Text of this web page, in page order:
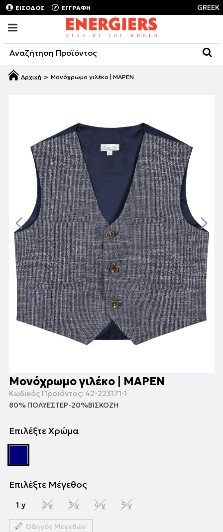
ΕΙΣΟΔΟΣ ΕΓΓΡΑΦΗ GREEK
Μονόχρωμο γιλέκο | ΜΑΡΕΝ
Μονόχρωμο γιλέκο | ΜΑΡΕΝ
Κωδικός Προϊόντος: 42-223171-1
80% ΠΟΛΥΕΣΤΕΡ-20%ΒΙΣΚΟΖΗ
Επιλέξτε Χρώμα
Επιλέξτε Μέγεθος
1 y 2 y 3 y 4 y 5 y
Οδηγός Μεγεθών